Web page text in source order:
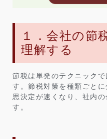
１．会社の節
理解する
節税は単発のテクニック
す。節税対策を種類ごと
思決定が速くなり、社内
す。